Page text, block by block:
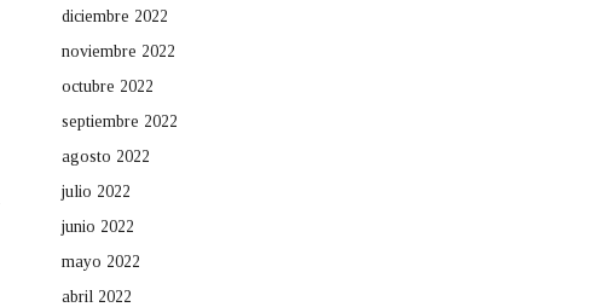
diciembre 2022
noviembre 2022
octubre 2022
septiembre 2022
agosto 2022
julio 2022
junio 2022
mayo 2022
abril 2022